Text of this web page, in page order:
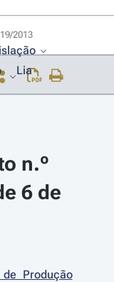
Lia
n.º
6 de
Produção